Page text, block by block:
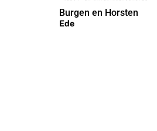
Burgen en Horsten
Ede